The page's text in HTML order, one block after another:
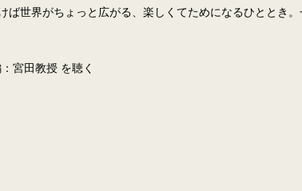
ば世界がちょっと広がる、楽しくてためになるひととき
宮田教授 を聴く